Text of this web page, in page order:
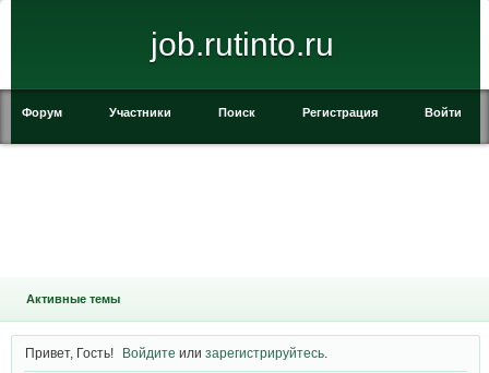
job.rutinto.ru
Форум Участники Поиск Регистрация Войти
Активные темы
Привет, Гость! Войдите илизарегистрируйтесь